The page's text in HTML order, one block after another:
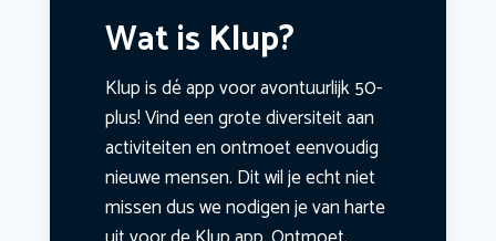
Wat is Klup?
Klup is dé app voor avontuurlijk 50-
plus! Vind een grote diversiteit aan
activiteiten en ontmoet eenvoudig
nieuwe mensen. Dit wil je echt niet
missen dus we nodigen je van harte